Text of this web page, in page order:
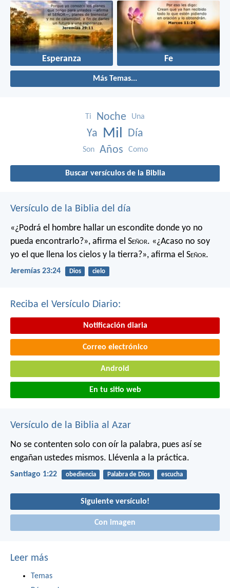
Esperanza Fe
Más Temas...
Ti Noche Una
Ya Mil Día
Son Años Como
Buscar versículos de la Biblia
Versículo de la Biblia del día
«¿Podrá el hombre hallar un escondite donde yo no
pueda encontrarlo?», afirma el Señor. «¿Acaso no soy
yo el que llena los cielos y la tierra?», afirma el Señor.
Jeremías 23:24 Dios cielo
Reciba el Versículo Diario:
Notificación diaria
Correo electrónico
Android
En tu sitio web
Versículo de la Biblia al Azar
No se contenten solo con oír la palabra, pues así se
engañan ustedes mismos. Llévenla a la práctica.
Santiago 1:22 obediencia Palabra de Dios escucha
Siguiente versículo!
Con imagen
Leer más
Temas